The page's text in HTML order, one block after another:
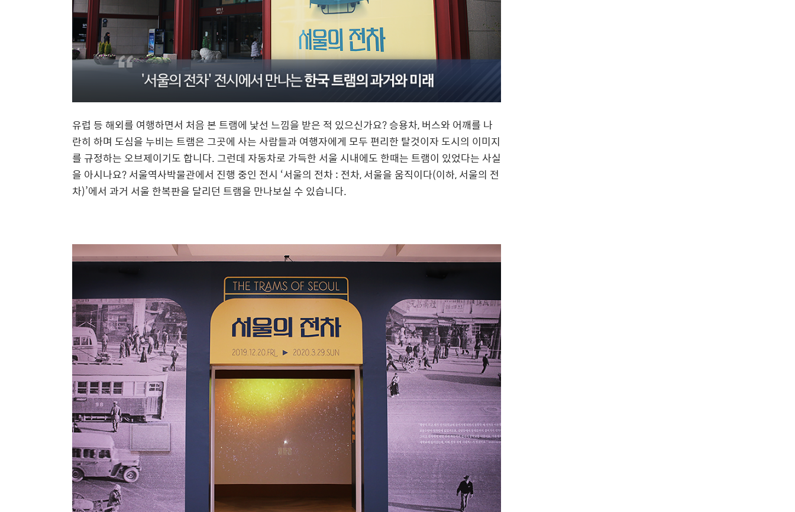
유럽 등 해외를 여행하면서 처음 본 트램에 낯선 느낌을 받은 적 있으신가요? 승용차, 버스와 어깨를 나
란히 하며 도심을 누비는 트램은 그곳에 사는 사람들과 여행자에게 모두 편리한 탈것이자 도시의 이미지
를 규정하는 오브제이기도 합니다. 그런데 자동차로 가득한 서울 시내에도 한때는 트램이 있었다는 사실
을 아시나요? 서울역사박물관에서 진행 중인 전시 ‘서울의 전차 : 전차, 서울을 움직이다(이하, 서울의 전
차)’에서 과거 서울 한복판을 달리던 트램을 만나보실 수 있습니다.